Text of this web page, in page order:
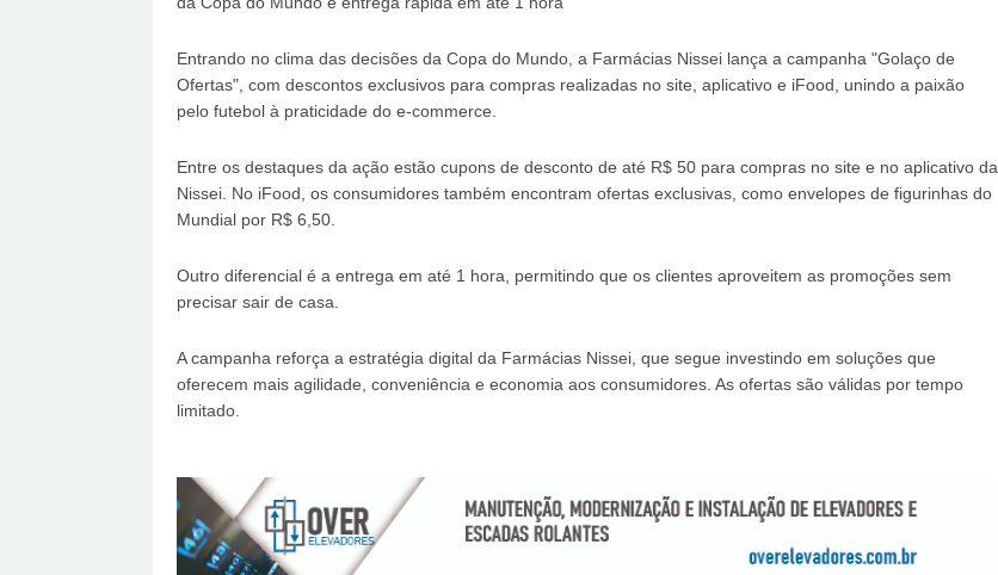
Entrando no clima das decisões da Copa do Mundo, a Farmácias Nissei lança a campanha "Golaço de
Ofertas", com descontos exclusivos para compras realizadas no site, aplicativo e iFood, unindo a paixão
pelo futebol à praticidade do e-commerce.
Entre os destaques da ação estão cupons de desconto de até R$ 50 para compras no site e no aplicativo da
Nissei. No iFood, os consumidores também encontram ofertas exclusivas, como envelopes de figurinhas do
Mundial por R$ 6,50.
Outro diferencial é a entrega em até 1 hora, permitindo que os clientes aproveitem as promoções sem
precisar sair de casa.
A campanha reforça a estratégia digital da Farmácias Nissei, que segue investindo em soluções que
oferecem mais agilidade, conveniência e economia aos consumidores. As ofertas são válidas por tempo
limitado.